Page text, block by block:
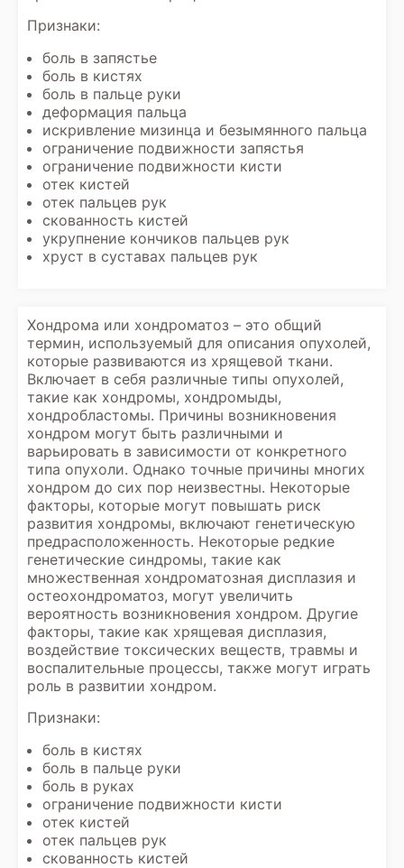
Признаки:
боль в запястье
боль в кистях
боль в пальце руки
деформация пальца
искривление мизинца и безымянного пальца
ограничение подвижности запястья
ограничение подвижности кисти
отек кистей
отек пальцев рук
скованность кистей
укрупнение кончиков пальцев рук
хруст в суставах пальцев рук
Хондрома или хондроматоз – это общий
термин, используемый для описания опухолей,
которые развиваются из хрящевой ткани.
Включает в себя различные типы опухолей,
такие как хондромы, хондромыды,
хондробластомы. Причины возникновения
хондром могут быть различными и
варьировать в зависимости от конкретного
типа опухоли. Однако точные причины многих
хондром до сих пор неизвестны. Некоторые
факторы, которые могут повышать риск
развития хондромы, включают генетическую
предрасположенность. Некоторые редкие
генетические синдромы, такие как
множественная хондроматозная дисплазия и
остеохондроматоз, могут увеличить
вероятность возникновения хондром. Другие
факторы, такие как хрящевая дисплазия,
воздействие токсических веществ, травмы и
воспалительные процессы, также могут играть
роль в развитии хондром.
Признаки:
боль в кистях
боль в пальце руки
боль в руках
ограничение подвижности кисти
отек кистей
отек пальцев рук
скованность кистей